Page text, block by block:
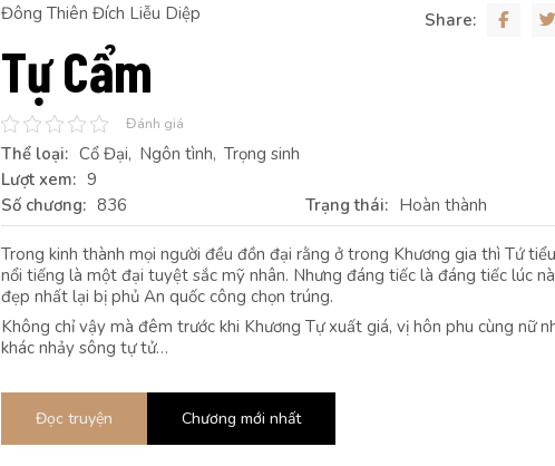
Đông Thiên Đích Liễu Diệp Share:
Tự Cẩm
Đánh giá
Thể loại: Cổ Đại Ngôn tình Trọng sinh
Lượt xem: 9
Số chương: 836 Trạng thái: Hoàn thành
Trong kinh thành mọi người đều đồn đại rằng ở trong Khương gia thì Tứ
nổi tiếng là một đại tuyệt sắc mỹ nhân. Nhưng đáng tiếc là đáng tiếc lúc
đẹp nhất lại bị phủ An quốc công chọn trúng.
Không chỉ vậy mà đêm trước khi Khương Tự xuất giá, vị hôn phu cùng nữ
khác nhảy sông tự tử…
Đọc truyện Chương mới nhất